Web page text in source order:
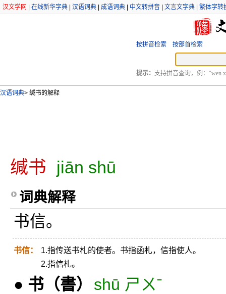
汉文学网 在线新华字典 汉语词典 成语词典 中文转拼音 文言文字典 繁体字转
按拼音检索 按部首检索
提示： 支持拼音查询，例：“wen
汉语词典> 缄书的解释
缄书 jiān shū
词典解释
书信。
书信：
1.指传送书札的使者。书指函札，信指使人。
2.指信札。
● 书 （書）
shū ㄕㄨˉ